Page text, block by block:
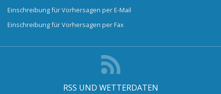
Einschreibung für Vorhersagen per E-Mail
Einschreibung für Vorhersagen per Fax
RSS UND WETTERDATEN